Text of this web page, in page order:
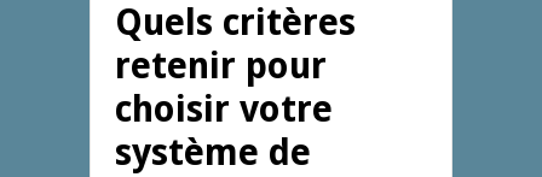
Quels critères
retenir pour
choisir votre
système de